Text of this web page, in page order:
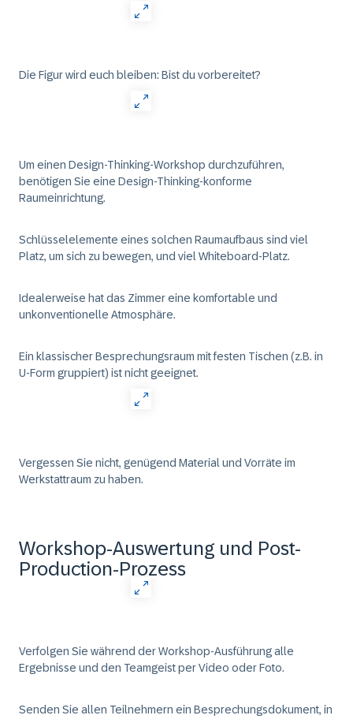
Die Figur wird euch bleiben: Bist du vorbereitet?
Um einen Design-Thinking-Workshop durchzuführen,
benötigen Sie eine Design-Thinking-konforme
Raumeinrichtung.
Schlüsselelemente eines solchen Raumaufbaus sind viel
Platz, um sich zu bewegen, und viel Whiteboard-Platz.
Idealerweise hat das Zimmer eine komfortable und
unkonventionelle Atmosphäre.
Ein klassischer Besprechungsraum mit festen Tischen (z.B. in
U-Form gruppiert) ist nicht geeignet.
Vergessen Sie nicht, genügend Material und Vorräte im
Werkstattraum zu haben.
Workshop-Auswertung und Post-
Production-Prozess
Verfolgen Sie während der Workshop-Ausführung alle
Ergebnisse und den Teamgeist per Video oder Foto.
Senden Sie allen Teilnehmern ein Besprechungsdokument, in